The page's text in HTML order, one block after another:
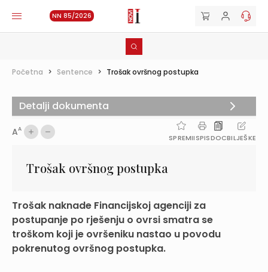
NN 85/2026
Početna > Sentence > Trošak ovršnog postupka
AA
SPREMIISPISDOCBILJEŠKE
Trošak ovršnog postupka
Trošak naknade Financijskoj agenciji za
postupanje po rješenju o ovrsi smatra se
troškom koji je ovršeniku nastao u povodu
pokrenutog ovršnog postupka.
Detalji dokumenta